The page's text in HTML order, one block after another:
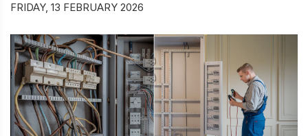
FRIDAY, 13 FEBRUARY 2026